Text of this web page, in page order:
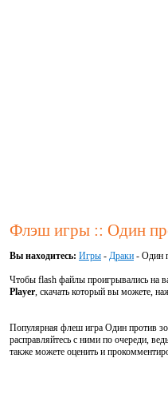
Флэш игры :: Один
Вы находитесь: Игры - Драки - Один
Чтобы flash файлы проигрывались на
Player, скачать который вы можете,
Популярная флеш игра Один против
расправляйтесь с ними по очереди,
также можете оценить и